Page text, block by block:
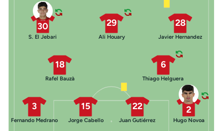
3
Fernando Medrano
15
Jorge Cabello
22
Juan Gutiérrez
2
Hugo Novoa
18
Rafel Bauzà
6
Thiago Helguera
30
S. El Jebari
29
Ali Houary
28
Javier Hernandez